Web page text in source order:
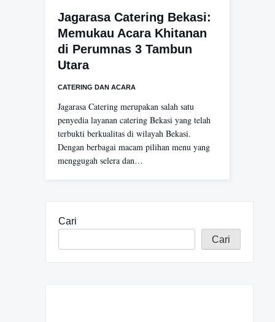
Jagarasa Catering Bekasi:
Memukau Acara Khitanan
di Perumnas 3 Tambun
Utara
CATERING DAN ACARA
Jagarasa Catering merupakan salah satu
penyedia layanan catering Bekasi yang telah
terbukti berkualitas di wilayah Bekasi.
Dengan berbagai macam pilihan menu yang
menggugah selera dan…
Cari
Cari